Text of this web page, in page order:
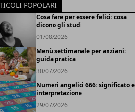
POPOLARI
Cosa fare per essere felici: cosa
dicono gli studi
01/08/2026
Menù settimanale per anziani:
guida pratica
30/07/2026
Numeri angelici 666: significato e
interpretazione
29/07/2026